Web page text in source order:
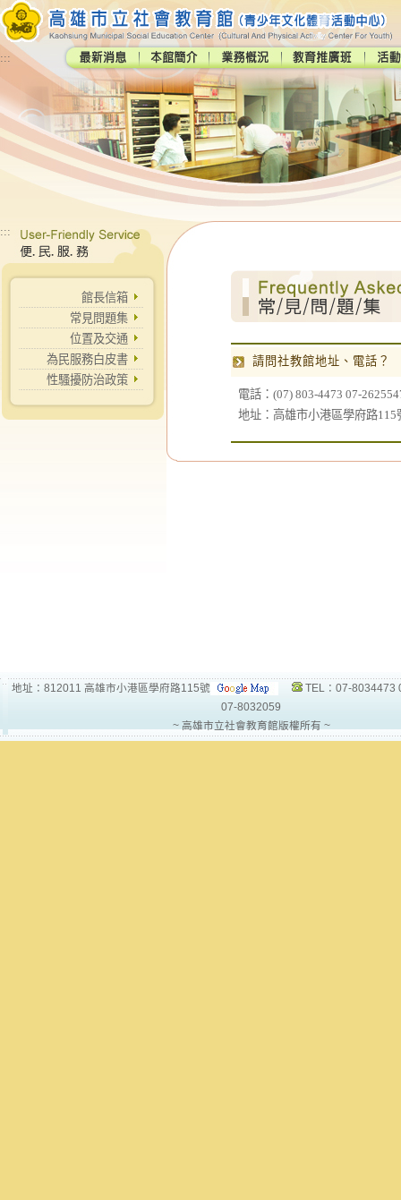
:::
:::
館長信箱
常見問題集
位置及交通
為民服務白皮書
性騷擾防治政策
請問社教館地址、電話？
電話：(07) 803-4473 07-
地址：高雄市小港區學府路115
地址：812011 高雄市小港區學府路115號
TEL：07-8034473
07-8032059
~ 高雄市立社會教育館版權所有 ~